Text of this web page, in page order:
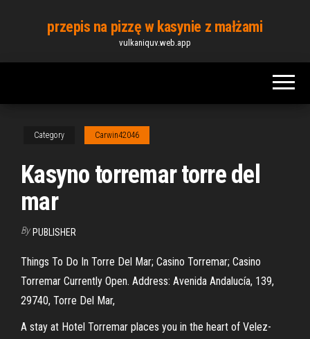
content
przepis na pizzę w kasynie z małżami
vulkaniquv.web.app
Category Carwin42046
Kasyno torremar torre del
mar
By PUBLISHER
Things To Do In Torre Del Mar; Casino Torremar; Casino
Torremar Currently Open. Address: Avenida Andalucía, 139,
29740, Torre Del Mar,
A stay at Hotel Torremar places you in the heart of Velez-